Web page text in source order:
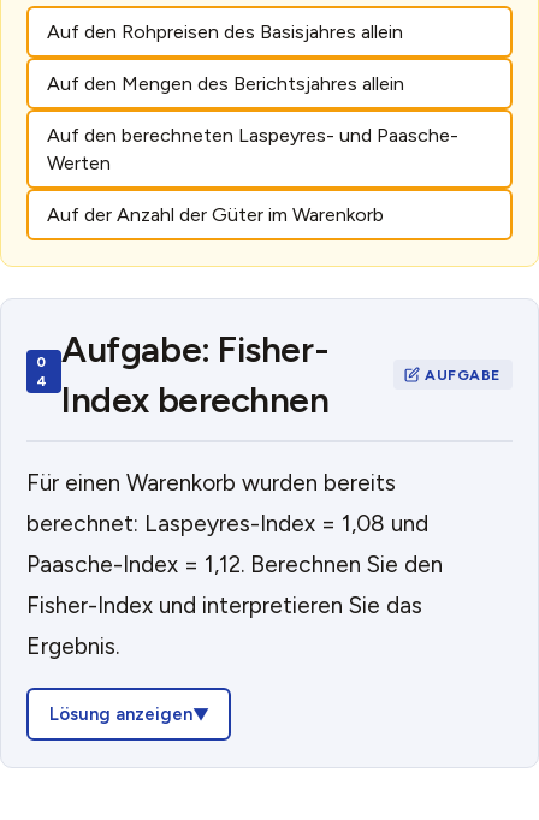
Auf den Rohpreisen des Basisjahres allein
Auf den Mengen des Berichtsjahres allein
Auf den berechneten Laspeyres- und Paasche-
Werten
Auf der Anzahl der Güter im Warenkorb
Aufgabe: Fisher-
Index berechnen
Für einen Warenkorb wurden bereits
berechnet: Laspeyres-Index = 1,08 und
Paasche-Index = 1,12. Berechnen Sie den
Fisher-Index und interpretieren Sie das
Ergebnis.
Lösung anzeigen